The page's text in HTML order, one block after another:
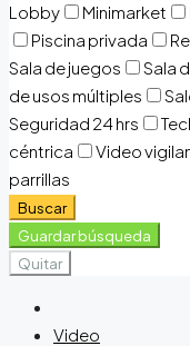
Lobby
Minimarket
Piscina privada
Sala de juegos
Sala
de usos múltiples
Seguridad 24 hrs
céntrica
Video
parrillas
Buscar
Guardar búsqueda
Quitar
Video